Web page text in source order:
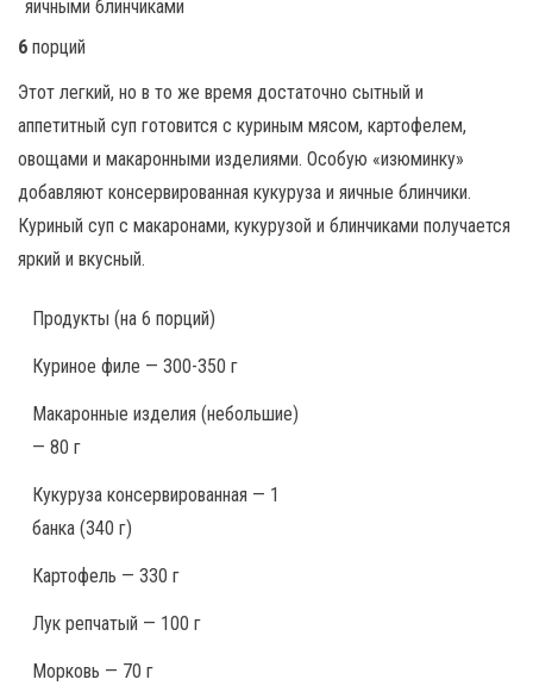
6 порций
Этот легкий, но в то же время достаточно сытный и
аппетитный суп готовится с куриным мясом, картофелем,
овощами и макаронными изделиями. Особую «изюминку»
добавляют консервированная кукуруза и яичные блинчики.
Куриный суп с макаронами, кукурузой и блинчиками получается
яркий и вкусный.
Продукты (на 6 порций)
Куриное филе — 300-350 г
Макаронные изделия (небольшие)
— 80 г
Кукуруза консервированная — 1
банка (340 г)
Картофель — 330 г
Лук репчатый — 100 г
Морковь — 70 г